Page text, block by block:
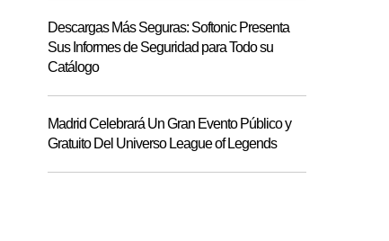
Descargas Más Seguras: Softonic Presenta
Sus Informes de Seguridad para Todo su
Catálogo
Madrid Celebrará Un Gran Evento Público y
Gratuito Del Universo League of Legends